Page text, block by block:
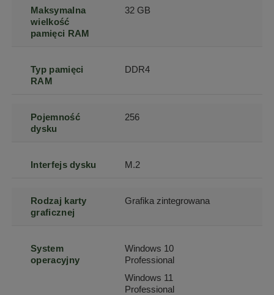
Maksymalna
wielkość
pamięci RAM
32 GB
Typ pamięci
RAM
DDR4
Pojemność
dysku
256
Interfejs dysku M.2
Rodzaj karty
graficznej
Grafika zintegrowana
System
operacyjny
Windows 10
Professional
Windows 11
Professional